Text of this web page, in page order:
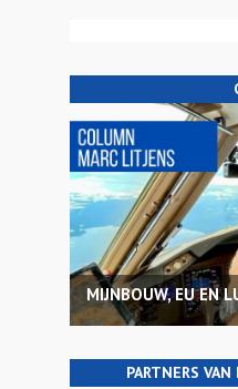
MIJNBOUW, EU EN
PARTNERS